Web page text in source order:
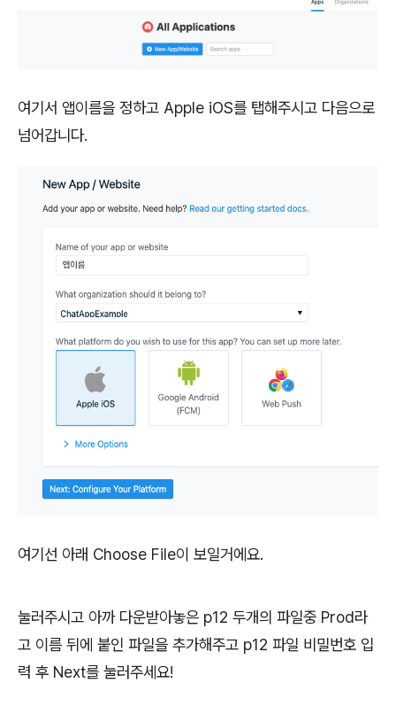
여기서 앱이름을 정하고 Apple iOS를 탭해주시고 다음으로
넘어갑니다.
여기선 아래 Choose File이 보일거에요.
눌러주시고 아까 다운받아놓은 p12 두개의 파일중 Prod라
고 이름 뒤에 붙인 파일을 추가해주고 p12 파일 비밀번호 입
력 후 Next를 눌러주세요!